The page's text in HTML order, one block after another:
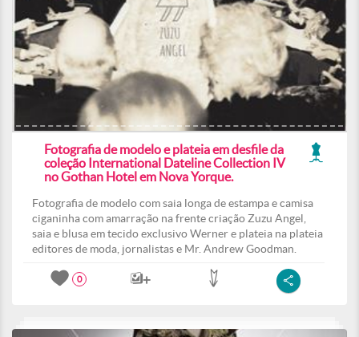
Fotografia de modelo e plateia em desfile da
coleção International Dateline Collection IV
no Gothan Hotel em Nova Yorque.
Fotografia de modelo com saia longa de estampa e camisa
ciganinha com amarração na frente criação Zuzu Angel,
saia e blusa em tecido exclusivo Werner e plateia na plateia
editores de moda, jornalistas e Mr. Andrew Goodman.
0